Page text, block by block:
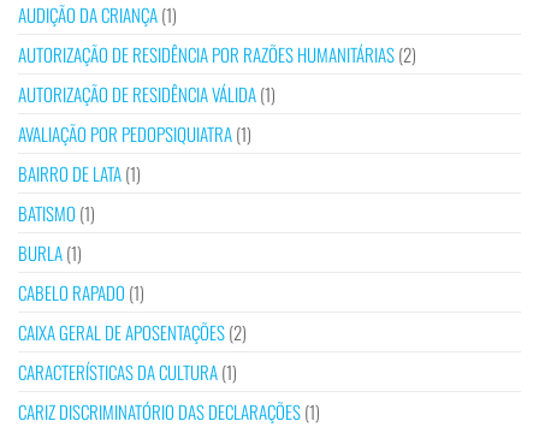
AUDIÇÃO DA CRIANÇA(1)
AUTORIZAÇÃO DE RESIDÊNCIA POR RAZÕES HUMANITÁRIAS(2)
AUTORIZAÇÃO DE RESIDÊNCIA VÁLIDA(1)
AVALIAÇÃO POR PEDOPSIQUIATRA(1)
BAIRRO DE LATA(1)
BATISMO (1)
BURLA(1)
CABELO RAPADO (1)
CAIXA GERAL DE APOSENTAÇÕES(2)
CARACTERÍSTICAS DA CULTURA(1)
CARIZ DISCRIMINATÓRIO DAS DECLARAÇÕES(1)